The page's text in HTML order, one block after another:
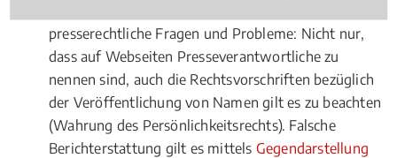
presserechtliche Fragen und Probleme: Nicht nur,
dass auf Webseiten Presseverantwortliche zu
nennen sind, auch die Rechtsvorschriften bezüglich
der Veröffentlichung von Namen gilt es zu beachten
(Wahrung des Persönlichkeitsrechts). Falsche
Berichterstattung gilt es mittels Gegendarstellung